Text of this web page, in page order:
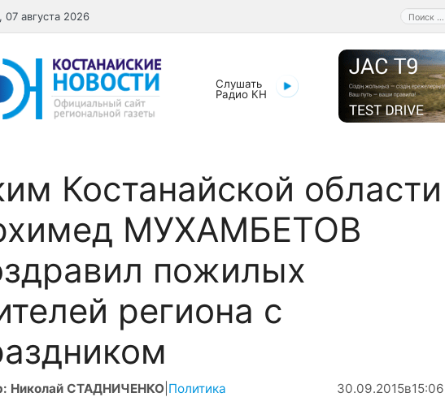
Поиск:
07 августа 2026
Слушать
Радио КН
Костанайской области
МУХАМБЕТОВ
пожилых
региона с
Николай СТАДНИЧЕНКО Политика 30.09.2015в15:06